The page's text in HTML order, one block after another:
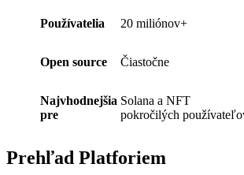
Používatelia
20 miliónov+
Open source Čiastočne
Najvhodnejšia
pre
Solana a NFT
pokročilých
Prehľad Platforiem